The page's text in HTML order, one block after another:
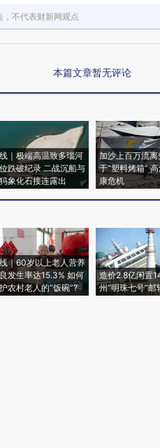
不代表财新网观点
本篇文章暂无评论
｜极端高温致多瑙河
跌破纪录 二战沉船与
象化石接连露出
加沙上百万流离
于“塑料烤箱”
康危机
｜60岁以上老人营养
发生率达15.3% 如何
农村老人的“饭碗”?
造价2.8亿闲置
州“明珠七号”邮